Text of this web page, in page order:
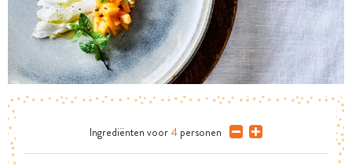
Ingrediënten voor 4 personen